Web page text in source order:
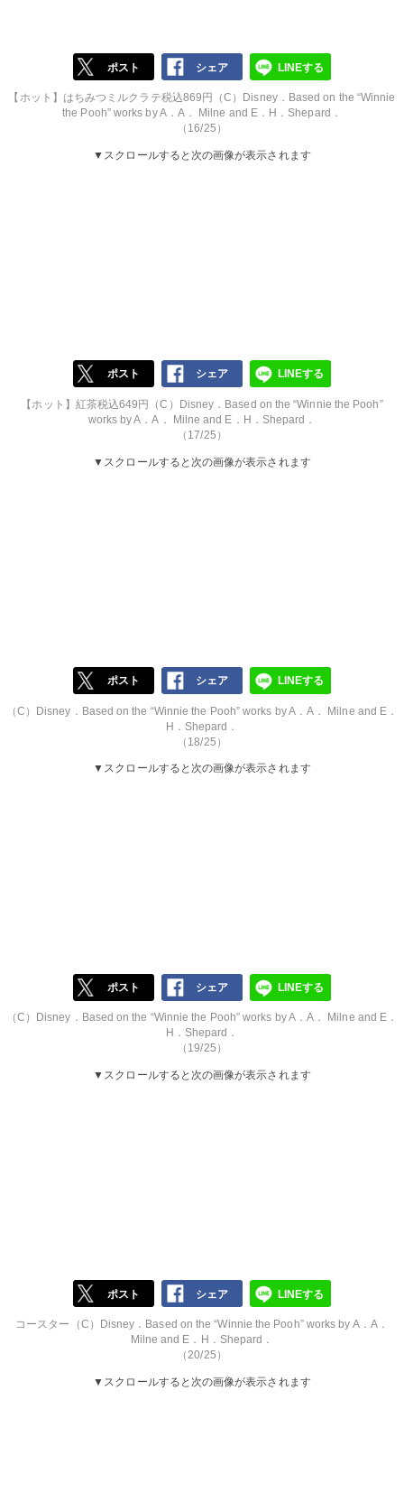
ポスト シェア LINEする
【ホット】はちみつミルクラテ税込869円（C）Disney．Based on the “Winnie
the Pooh” works by A．A． Milne and E．H．Shepard．
（16/25）
▼スクロールすると次の画像が表示されます
ポスト シェア LINEする
【ホット】紅茶税込649円（C）Disney．Based on the “Winnie the Pooh”
works by A．A． Milne and E．H．Shepard．
（17/25）
▼スクロールすると次の画像が表示されます
ポスト シェア LINEする
（C）Disney．Based on the “Winnie the Pooh” works by A．A． Milne and E．
H．Shepard．
（18/25）
▼スクロールすると次の画像が表示されます
ポスト シェア LINEする
（C）Disney．Based on the “Winnie the Pooh” works by A．A． Milne and E．
H．Shepard．
（19/25）
▼スクロールすると次の画像が表示されます
ポスト シェア LINEする
コースター（C）Disney．Based on the “Winnie the Pooh” works by A．A．
Milne and E．H．Shepard．
（20/25）
▼スクロールすると次の画像が表示されます